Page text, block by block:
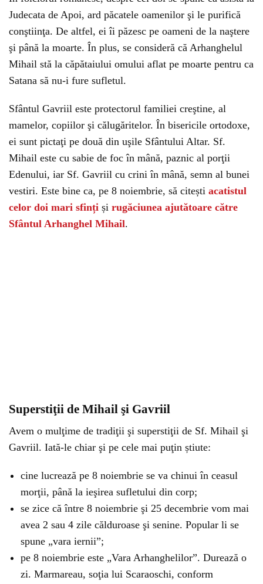
Judecata de Apoi, ard păcatele oamenilor şi le purifică
conştiinţa. De altfel, ei îi păzesc pe oameni de la naştere
şi până la moarte. În plus, se consideră că Arhanghelul
Mihail stă la căpătaiului omului aflat pe moarte pentru ca
Satana să nu-i fure sufletul.
Sfântul Gavriil este protectorul familiei creştine, al
mamelor, copiilor şi călugăritelor. În bisericile ortodoxe,
ei sunt pictaţi pe două din uşile Sfântului Altar. Sf.
Mihail este cu sabie de foc în mână, paznic al porţii
Edenului, iar Sf. Gavriil cu crini în mână, semn al bunei
vestiri. Este bine ca, pe 8 noiembrie, să citești acatistul
celor doi mari sfinți și rugăciunea ajutătoare către
Sfântul Arhanghel Mihail.
Superstiţii de Mihail şi Gavriil
Avem o mulţime de tradiţii şi superstiţii de Sf. Mihail şi
Gavriil. Iată-le chiar şi pe cele mai puţin știute:
cine lucrează pe 8 noiembrie se va chinui în ceasul
morţii, până la ieşirea sufletului din corp;
se zice că între 8 noiembrie şi 25 decembrie vom mai
avea 2 sau 4 zile călduroase şi senine. Popular li se
spune „vara iernii”;
pe 8 noiembrie este „Vara Arhanghelilor”. Durează o
zi. Marmareau, soţia lui Scaraoschi, conform